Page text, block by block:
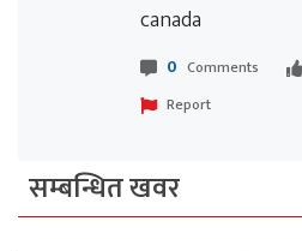
canada
0 Comments
Report
सम्बन्धित खवर